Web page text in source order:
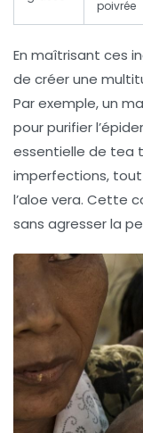
poivrée
En maîtrisant ces
de créer une
Par exemple, un
pour purifier
essentielle de tea
imperfections,
l’aloe vera. Cette
sans agresser la